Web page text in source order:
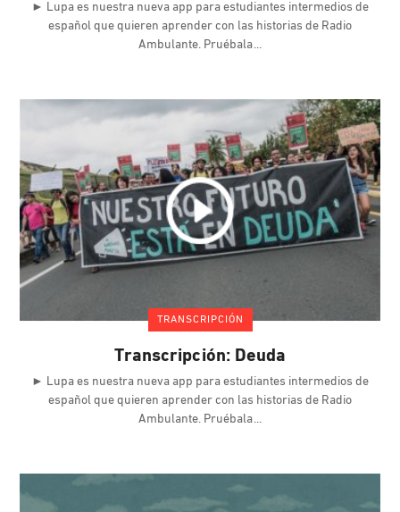
► Lupa es nuestra nueva app para estudiantes intermedios de
español que quieren aprender con las historias de Radio
Ambulante. Pruébala
TRANSCRIPCIÓN
Transcripción: Deuda
► Lupa es nuestra nueva app para estudiantes intermedios de
español que quieren aprender con las historias de Radio
Ambulante. Pruébala